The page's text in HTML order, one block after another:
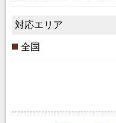
対応エリア
全国